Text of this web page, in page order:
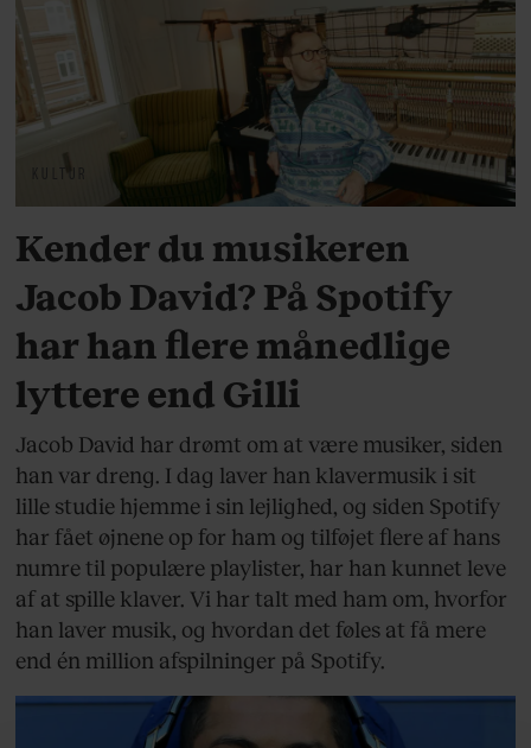
Kender du musikeren
Jacob David? På Spotify
har han flere månedlige
lyttere end Gilli
Jacob David har drømt om at være musiker, siden
han var dreng. I dag laver han klavermusik i sit
lille studie hjemme i sin lejlighed, og siden Spotify
har fået øjnene op for ham og tilføjet flere af hans
numre til populære playlister, har han kunnet leve
af at spille klaver. Vi har talt med ham om, hvorfor
han laver musik, og hvordan det føles at få mere
end én million afspilninger på Spotify.